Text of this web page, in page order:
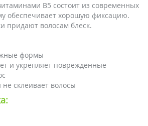
B5 состоит из современных
обеспечивает хорошую фиксацию.
придают волосам блеск.
формы
и укрепляет поврежденные
не склеивает волосы